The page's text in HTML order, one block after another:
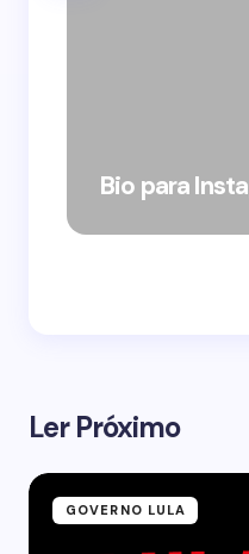
Bio para
Ler Próximo
GOVERNO LULA